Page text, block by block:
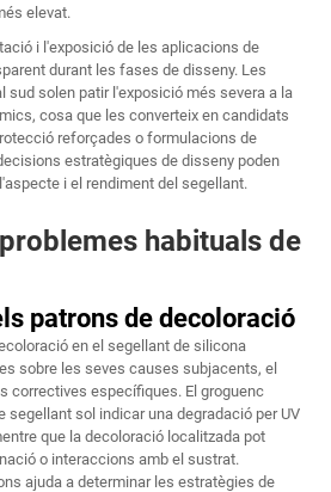
elevat.
i l'exposició de les aplicacions de
durant les fases de disseny. Les
sud solen patir l'exposició més severa a la
cosa que les converteix en candidats
reforçades o formulacions de
estratègiques de disseny poden
i el rendiment del segellant.
habituals de
patrons de decoloració
en el segellant de silicona
sobre les seves causes subjacents, el
correctives específiques. El groguenc
segellant sol indicar una degradació per UV
que la decoloració localitzada pot
o interaccions amb el sustrat.
ajuda a determinar les estratègies de